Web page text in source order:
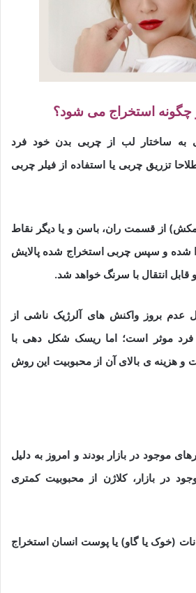
استخراج می شود؟
به ساختار لب از چربی بدن خود فرد
تزریق چربی یا استفاده از فیلر چربی
از قسمت ران، باسن و یا دیگر نقاط
شده و سپس چربی استخراج شده پالایش
انتقال با سرنگ خواهد شد.
عدم بروز واکنش های آلرژیک ناشی از
موثر است؛ اما ریسک شکل دهی با
و هزینه ی بالای آن از محبوبیت این روش
موجود در بازار بودند و امروز به دلیل
در بازار، کلاژن از محبوبیت کمتری
(خوک یا گاو) یا پوست انسان استخراج